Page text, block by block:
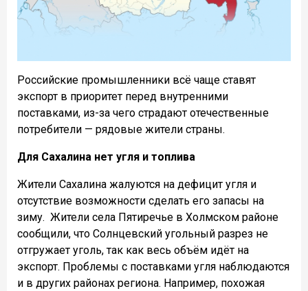
Российские промышленники всё чаще ставят
экспорт в приоритет перед внутренними
поставками, из-за чего страдают отечественные
потребители — рядовые жители страны.
Для Сахалина нет угля и топлива
Жители Сахалина жалуются на дефицит угля и
отсутствие возможности сделать его запасы на
зиму. Жители села Пятиречье в Холмском районе
сообщили, что Солнцевский угольный разрез не
отгружает уголь, так как весь объём идёт на
экспорт. Проблемы с поставками угля наблюдаются
и в других районах региона. Например, похожая